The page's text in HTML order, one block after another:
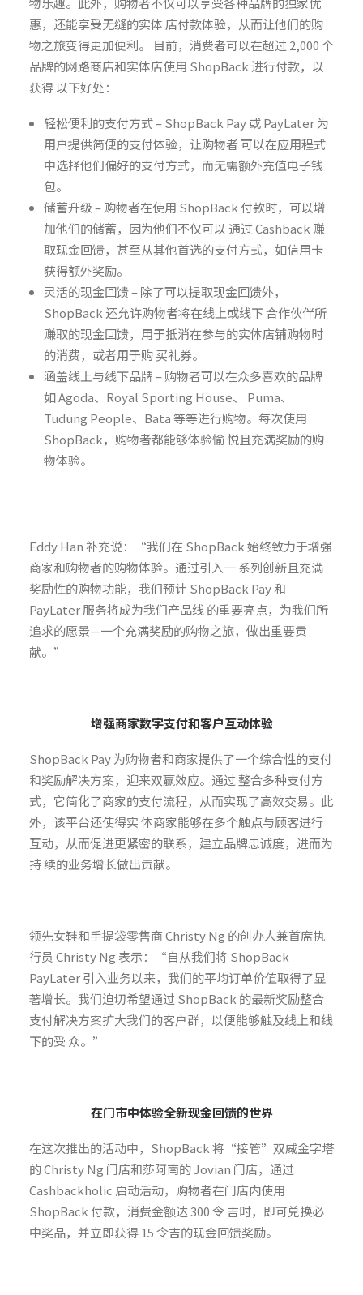
惠，还能享受无缝的实体 店付款体验，从而让他们的购
物之旅变得更加便利。 目前，消费者可以在超过 2,000 个
品牌的网路商店和实体店使用 ShopBack 进行付款，以
获得 以下好处：
轻松便利的支付方式 – ShopBack Pay 或 PayLater 为
用户提供简便的支付体验，让购物者 可以在应用程式
中选择他们偏好的支付方式，而无需额外充值电子钱
包。
储蓄升级 – 购物者在使用 ShopBack 付款时，可以增
加他们的储蓄，因为他们不仅可以 通过 Cashback 赚
取现金回馈，甚至从其他首选的支付方式，如信用卡
获得额外奖励。
灵活的现金回馈 – 除了可以提取现金回馈外，
ShopBack 还允许购物者将在线上或线下 合作伙伴所
赚取的现金回馈，用于抵消在参与的实体店铺购物时
的消费，或者用于购 买礼券。
涵盖线上与线下品牌 – 购物者可以在众多喜欢的品牌
如 Agoda、Royal Sporting House、 Puma、
Tudung People、Bata 等等进行购物。每次使用
ShopBack，购物者都能够体验愉 悦且充满奖励的购
物体验。
Eddy Han 补充说：“我们在 ShopBack 始终致力于增强
商家和购物者的购物体验。通过引入一 系列创新且充满
奖励性的购物功能，我们预计 ShopBack Pay 和
PayLater 服务将成为我们产品线 的重要亮点，为我们所
追求的愿景—一个充满奖励的购物之旅，做出重要贡
献。”
增强商家数字支付和客户互动体验
ShopBack Pay 为购物者和商家提供了一个综合性的支付
和奖励解决方案，迎来双赢效应。通过 整合多种支付方
式，它简化了商家的支付流程，从而实现了高效交易。此
外，该平台还使得实 体商家能够在多个触点与顾客进行
互动，从而促进更紧密的联系，建立品牌忠诚度，进而为
持 续的业务增长做出贡献。
领先女鞋和手提袋零售商 Christy Ng 的创办人兼首席执
行员 Christy Ng 表示：“自从我们将 ShopBack
PayLater 引入业务以来，我们的平均订单价值取得了显
著增长。我们迫切希望通过 ShopBack 的最新奖励整合
支付解决方案扩大我们的客户群，以便能够触及线上和线
下的受 众。”
在门市中体验全新现金回馈的世界
在这次推出的活动中，ShopBack 将“接管”双威金字塔
的 Christy Ng 门店和莎阿南的 Jovian 门店，通过
Cashbackholic 启动活动，购物者在门店内使用
ShopBack 付款，消费金额达 300 令 吉时，即可兑换必
中奖品，并立即获得 15 令吉的现金回馈奖励。